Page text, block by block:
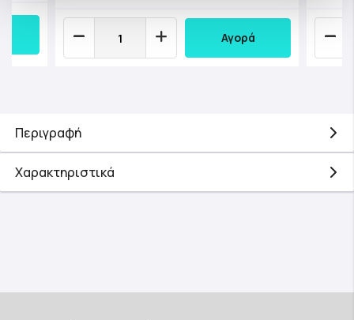
Αγορά
Περιγραφή
Χαρακτηριστικά